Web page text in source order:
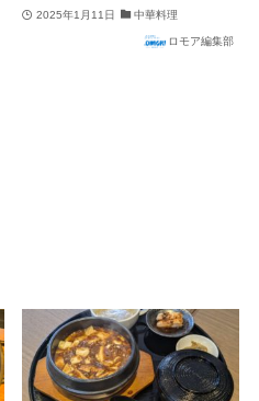
2025年1月11日 中華料理
ロモア編集部